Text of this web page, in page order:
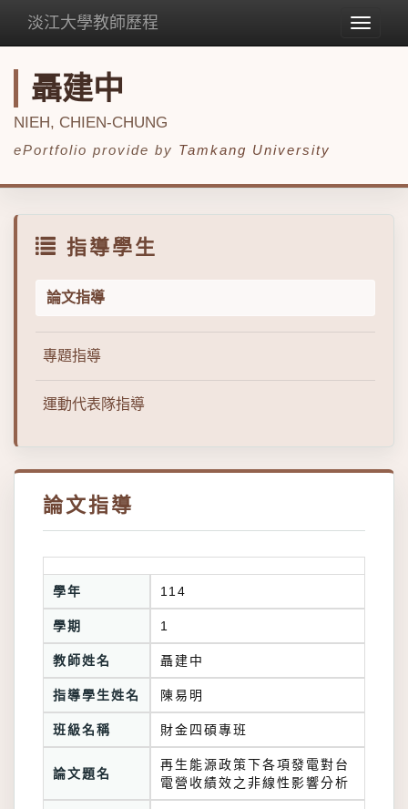
Toggle
淡江大學教師歷程
聶建中
NIEH, CHIEN-CHUNG
ePortfolio provide by Tamkang University
指導學生
論文指導
專題指導
運動代表隊指導
論文指導
學年 114
學期 1
教師姓名 聶建中
指導學生姓名 陳易明
班級名稱 財金四碩專班
論文題名
再生能源政策下各項發電對台
電營收績效之非線性影響分析